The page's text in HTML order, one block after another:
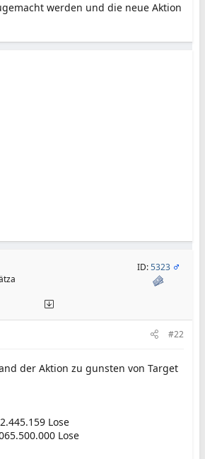
werden und die neue Aktion
ID:5323
#22
der Aktion zu gunsten von Target
Lose
Lose